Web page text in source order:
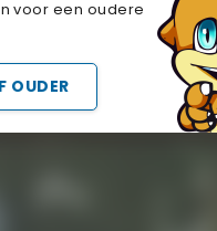
voor een oudere
OUDER